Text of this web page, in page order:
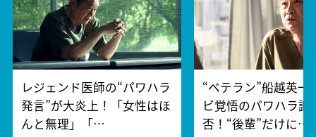
レジェンド医師の“パワハラ
発言”が大炎上！「女性はほ
んと無理」「…
“ベテラン”船越英一
ビ覚悟のパワハラ謝
否！“後輩”だけに…